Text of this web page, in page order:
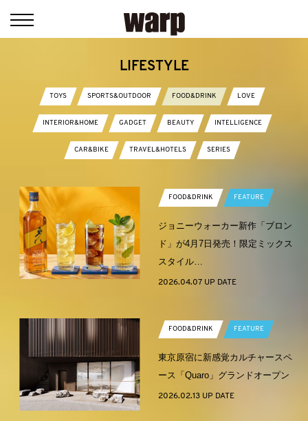
LIFESTYLE
TOYS SPORTS&OUTDOOR FOOD&DRINK LOVE
INTERIOR&HOME GADGET BEAUTY INTELLIGENCE
CAR&BIKE TRAVEL&HOTELS SERIES
FOOD&DRINK FEATURE
ジョニーウォーカー新作「ブロン
ド」が4月7日発売！限定ミックス
スタイル…
2026.04.07 UP DATE
FOOD&DRINK FEATURE
東京原宿に新感覚カルチャースペ
ース「Quaro」グランドオープン
2026.02.13 UP DATE